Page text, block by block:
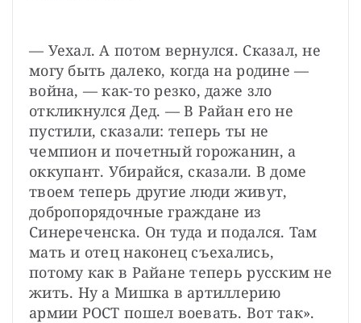
— Уехал. А потом вернулся. Сказал, не
могу быть далеко, когда на родине —
война, — как-то резко, даже зло
откликнулся Дед. — В Райан его не
пустили, сказали: теперь ты не
чемпион и почетный горожанин, а
оккупант. Убирайся, сказали. В доме
твоем теперь другие люди живут,
добропорядочные граждане из
Синереченска. Он туда и подался. Там
мать и отец наконец съехались,
потому как в Райане теперь русским не
жить. Ну а Мишка в артиллерию
армии РОСТ пошел воевать. Вот так».